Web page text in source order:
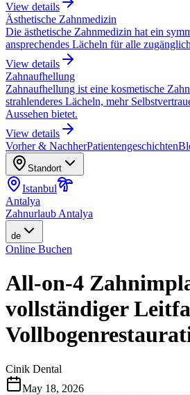
View details
Ästhetische Zahnmedizin
Die ästhetische Zahnmedizin hat ein
ansprechendes Lächeln für alle
View details
Zahnaufhellung
Zahnaufhellung ist eine kosmetische
strahlenderes Lächeln, mehr
Aussehen bietet.
View details
Vorher & NachherPatientengeschichten
Standort
Istanbul
Antalya
Zahnurlaub Antalya
de
Online Buchen
All-on-4
vollständiger
Cinik Dental
May 18, 2026